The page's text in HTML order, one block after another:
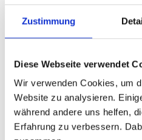
Zustimmung
Diese Webseite verwendet
Wir verwenden Cookies, um
Website zu analysieren.
während andere uns helfen,
Erfahrung zu verbessern.
VITA